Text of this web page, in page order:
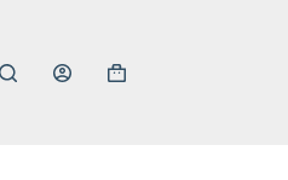
Кошничка